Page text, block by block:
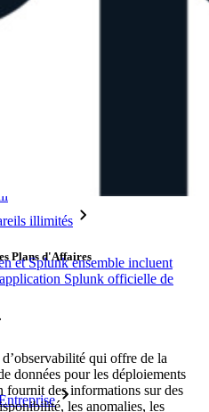
illimités
Plans d'Affaires
et Splunk ensemble incluent
Splunk officielle de
qui offre de la
données pour les déploiements
des informations sur des
les anomalies, les